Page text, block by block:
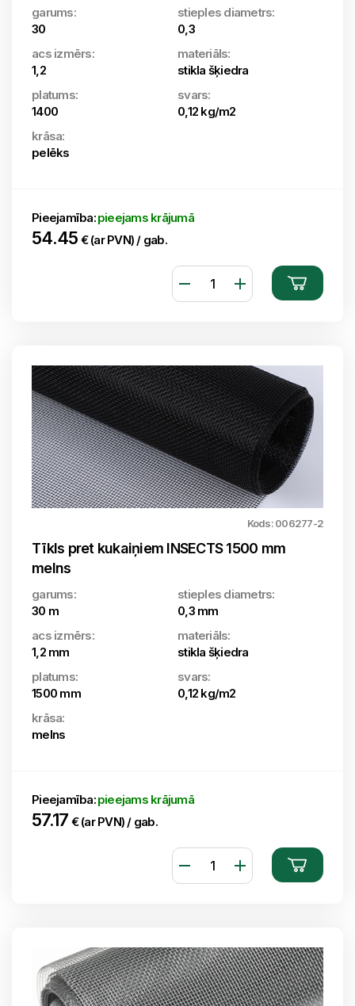
garums:
30
stieples diametrs:
0,3
acs izmērs:
1,2
materiāls:
stikla šķiedra
platums:
1400
svars:
0,12 kg/m2
krāsa:
pelēks
Pieejamība:pieejams krājumā
54.45 € (ar PVN) / gab.
Kods: 006277-2
Tīkls pret kukaiņiem INSECTS 1500 mm
melns
garums:
30 m
stieples diametrs:
0,3 mm
acs izmērs:
1,2 mm
materiāls:
stikla šķiedra
platums:
1500 mm
svars:
0,12 kg/m2
krāsa:
melns
Pieejamība:pieejams krājumā
57.17 € (ar PVN) / gab.